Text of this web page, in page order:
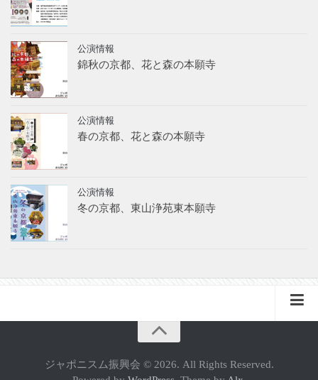
公演情報
錦秋の京都、花と森の本願寺
公演情報
春の京都、花と森の本願寺
公演情報
冬の京都、東山浄苑東本願寺
ジャポニスム振興会 © 2026. All Rights Reserved.